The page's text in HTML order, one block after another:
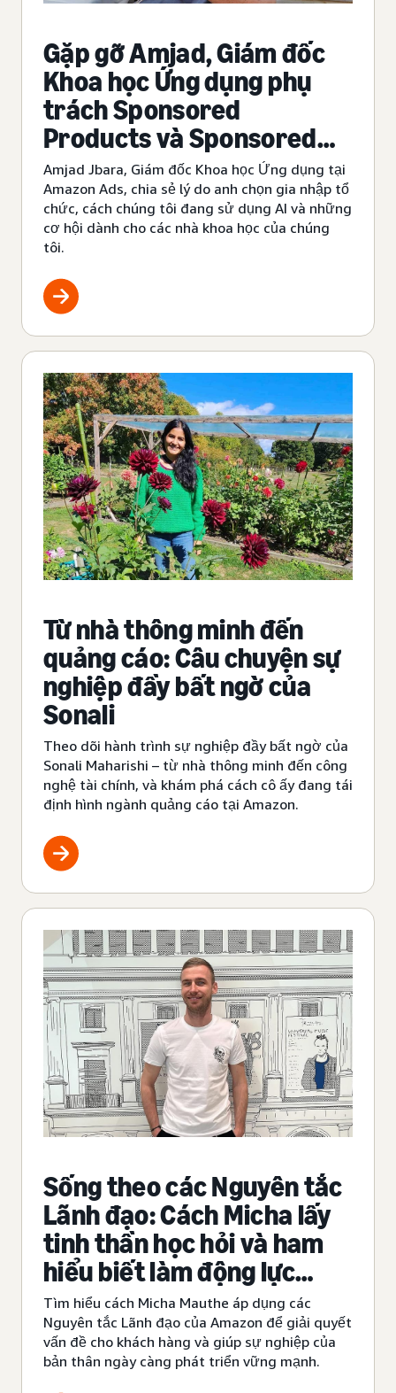
Gặp gỡ Amjad, Giám đốc
Khoa học Ứng dụng phụ
trách Sponsored
Products và Sponsored
Brands
Amjad Jbara, Giám đốc Khoa học Ứng dụng tại
Amazon Ads, chia sẻ lý do anh chọn gia nhập tổ
chức, cách chúng tôi đang sử dụng AI và những
cơ hội dành cho các nhà khoa học của chúng
tôi.
Từ nhà thông minh đến
quảng cáo: Câu chuyện sự
nghiệp đầy bất ngờ của
Sonali
Theo dõi hành trình sự nghiệp đầy bất ngờ của
Sonali Maharishi – từ nhà thông minh đến công
nghệ tài chính, và khám phá cách cô ấy đang tái
định hình ngành quảng cáo tại Amazon.
Sống theo các Nguyên tắc
Lãnh đạo: Cách Micha lấy
tinh thần học hỏi và ham
hiểu biết làm động lực
trong công việc
Tìm hiểu cách Micha Mauthe áp dụng các
Nguyên tắc Lãnh đạo của Amazon để giải quyết
vấn đề cho khách hàng và giúp sự nghiệp của
bản thân ngày càng phát triển vững mạnh.